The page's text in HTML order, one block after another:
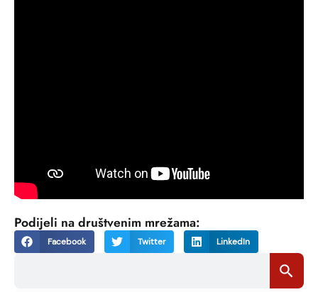
Podijeli na društvenim mrežama:
Facebook Twitter LinkedIn
Search Search